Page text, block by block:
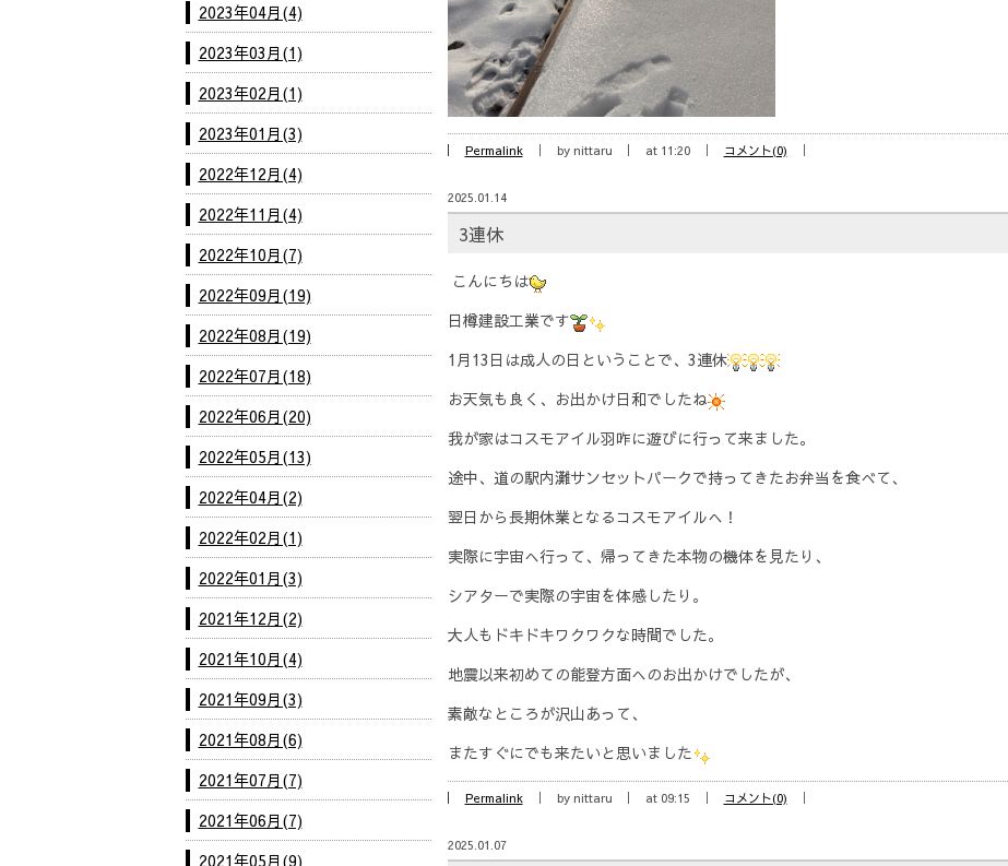
Permalink by nittaru at 11:20 コメント(0)
2025.01.14
3連休
こんにちは
日樽建設工業です
1月13日は成人の日ということで、3連休
お天気も良く、お出かけ日和でしたね
我が家はコスモアイル羽咋に遊びに行って来ました。
途中、道の駅内灘サンセットパークで持ってきたお弁当を食べて、
翌日から長期休業となるコスモアイルへ！
実際に宇宙へ行って、帰ってきた本物の機体を見たり、
シアターで実際の宇宙を体感したり。
大人もドキドキワクワクな時間でした。
地震以来初めての能登方面へのお出かけでしたが、
素敵なところが沢山あって、
またすぐにでも来たいと思いました
Permalink by nittaru at 09:15 コメント(0)
2025.01.07
2023年04月(4)
2023年03月(1)
2023年02月(1)
2023年01月(3)
2022年12月(4)
2022年11月(4)
2022年10月(7)
2022年09月(19)
2022年08月(19)
2022年07月(18)
2022年06月(20)
2022年05月(13)
2022年04月(2)
2022年02月(1)
2022年01月(3)
2021年12月(2)
2021年10月(4)
2021年09月(3)
2021年08月(6)
2021年07月(7)
2021年06月(7)
2021年05月(9)